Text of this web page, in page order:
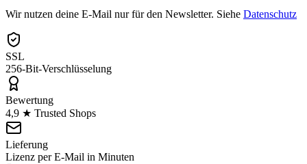
Wir nutzen deine E-Mail nur für den Newsletter. Siehe Datenschutz
SSL
256-Bit-Verschlüsselung
Bewertung
4,9 ★ Trusted Shops
Lieferung
Lizenz per E-Mail in Minuten